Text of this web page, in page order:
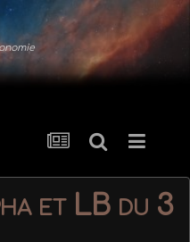
et LB du 3